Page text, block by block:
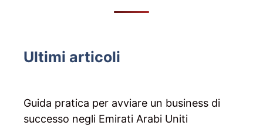
Ultimi articoli
Guida pratica per avviare un business di
successo negli Emirati Arabi Uniti